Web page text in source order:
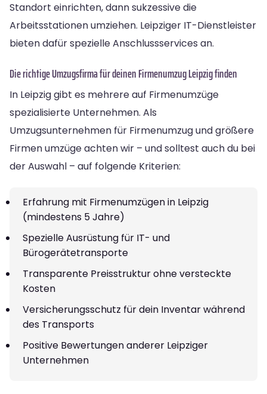
Standort einrichten, dann sukzessive die
Arbeitsstationen umziehen. Leipziger IT-Dienstleister
bieten dafür spezielle Anschlussservices an.
Die richtige Umzugsfirma für deinen Firmenumzug Leipzig finden
In Leipzig gibt es mehrere auf Firmenumzüge
spezialisierte Unternehmen. Als
Umzugsunternehmen für Firmenumzug und größere
Firmen umzüge achten wir – und solltest auch du bei
der Auswahl – auf folgende Kriterien:
Erfahrung mit Firmenumzügen in Leipzig
(mindestens 5 Jahre)
Spezielle Ausrüstung für IT- und
Bürogerätetransporte
Transparente Preisstruktur ohne versteckte
Kosten
Versicherungsschutz für dein Inventar während
des Transports
Positive Bewertungen anderer Leipziger
Unternehmen